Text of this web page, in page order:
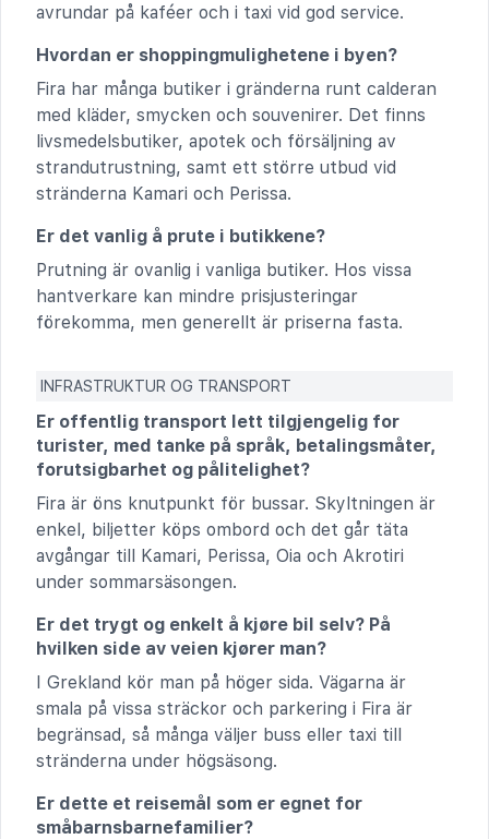
avrundar på kaféer och i taxi vid god service.
Hvordan er shoppingmulighetene i byen?
Fira har många butiker i gränderna runt calderan
med kläder, smycken och souvenirer. Det finns
livsmedelsbutiker, apotek och försäljning av
strandutrustning, samt ett större utbud vid
stränderna Kamari och Perissa.
Er det vanlig å prute i butikkene?
Prutning är ovanlig i vanliga butiker. Hos vissa
hantverkare kan mindre prisjusteringar
förekomma, men generellt är priserna fasta.
INFRASTRUKTUR OG TRANSPORT
Er offentlig transport lett tilgjengelig for
turister, med tanke på språk, betalingsmåter,
forutsigbarhet og pålitelighet?
Fira är öns knutpunkt för bussar. Skyltningen är
enkel, biljetter köps ombord och det går täta
avgångar till Kamari, Perissa, Oia och Akrotiri
under sommarsäsongen.
Er det trygt og enkelt å kjøre bil selv? På
hvilken side av veien kjører man?
I Grekland kör man på höger sida. Vägarna är
smala på vissa sträckor och parkering i Fira är
begränsad, så många väljer buss eller taxi till
stränderna under högsäsong.
Er dette et reisemål som er egnet for
småbarnsbarnefamilier?